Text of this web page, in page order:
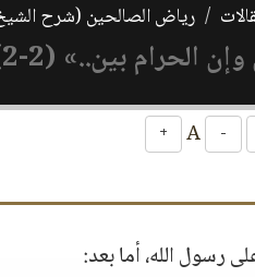
رياض الصالحين (شرح
الحرام بين..» (2-2)
-
+
رسول الله، أما بعد: